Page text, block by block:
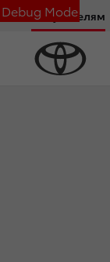
Debug Mode
Покупателям